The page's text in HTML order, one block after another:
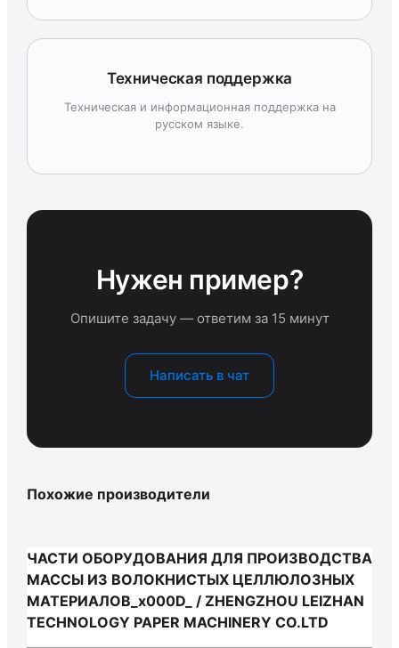
Техническая поддержка
Техническая и информационная поддержка на
русском языке.
Нужен пример?
Опишите задачу — ответим за 15 минут
Написать в чат
Похожие производители
ЧАСТИ ОБОРУДОВАНИЯ ДЛЯ ПРОИЗВОДСТВА
МАССЫ ИЗ ВОЛОКНИСТЫХ ЦЕЛЛЮЛОЗНЫХ
МАТЕРИАЛОВ_x000D_ / ZHENGZHOU LEIZHAN
TECHNOLOGY PAPER MACHINERY CO.LTD